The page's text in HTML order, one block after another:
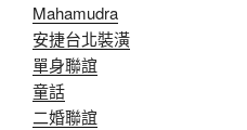
Mahamudra
安捷台北裝潢
單身聯誼
童話
二婚聯誼